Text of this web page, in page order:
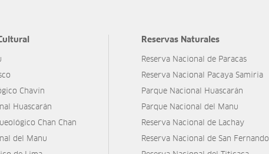
Chavín
Huascarán
Chan Chan
del Manu
Reservas Naturales
Reserva Nacional de Paracas
Reserva Nacional Pacaya Samiria
Parque Nacional Huascarán
Parque Nacional del Manu
Reserva Nacional de Lachay
Reserva Nacional de San Fernando